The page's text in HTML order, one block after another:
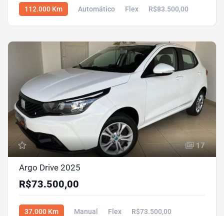
112.000 Km Automático Flex R$83.500,00
17
Argo Drive 2025
R$73.500,00
37.000 Km Manual Flex R$73.500,00